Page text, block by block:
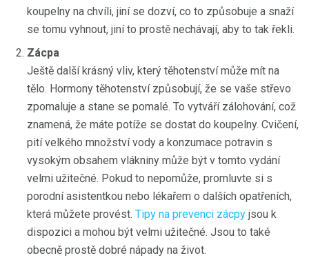
koupelny na chvíli, jiní se dozví, co to způsobuje a snaží
se tomu vyhnout, jiní to prostě nechávají, aby to tak řekli.
Zácpa
Ještě další krásný vliv, který těhotenství může mít na
tělo. Hormony těhotenství způsobují, že se vaše střevo
zpomaluje a stane se pomalé. To vytváří zálohování, což
znamená, že máte potíže se dostat do koupelny. Cvičení,
pití velkého množství vody a konzumace potravin s
vysokým obsahem vlákniny může být v tomto vydání
velmi užitečné. Pokud to nepomůže, promluvte si s
porodní asistentkou nebo lékařem o dalších opatřeních,
která můžete provést. Tipy na prevenci zácpy jsou k
dispozici a mohou být velmi užitečné. Jsou to také
obecně prostě dobré nápady na život.